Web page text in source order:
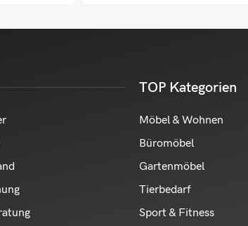
TOP Kategorien
Möbel & Wohnen
Büromöbel
Gartenmöbel
Tierbedarf
Sport & Fitness